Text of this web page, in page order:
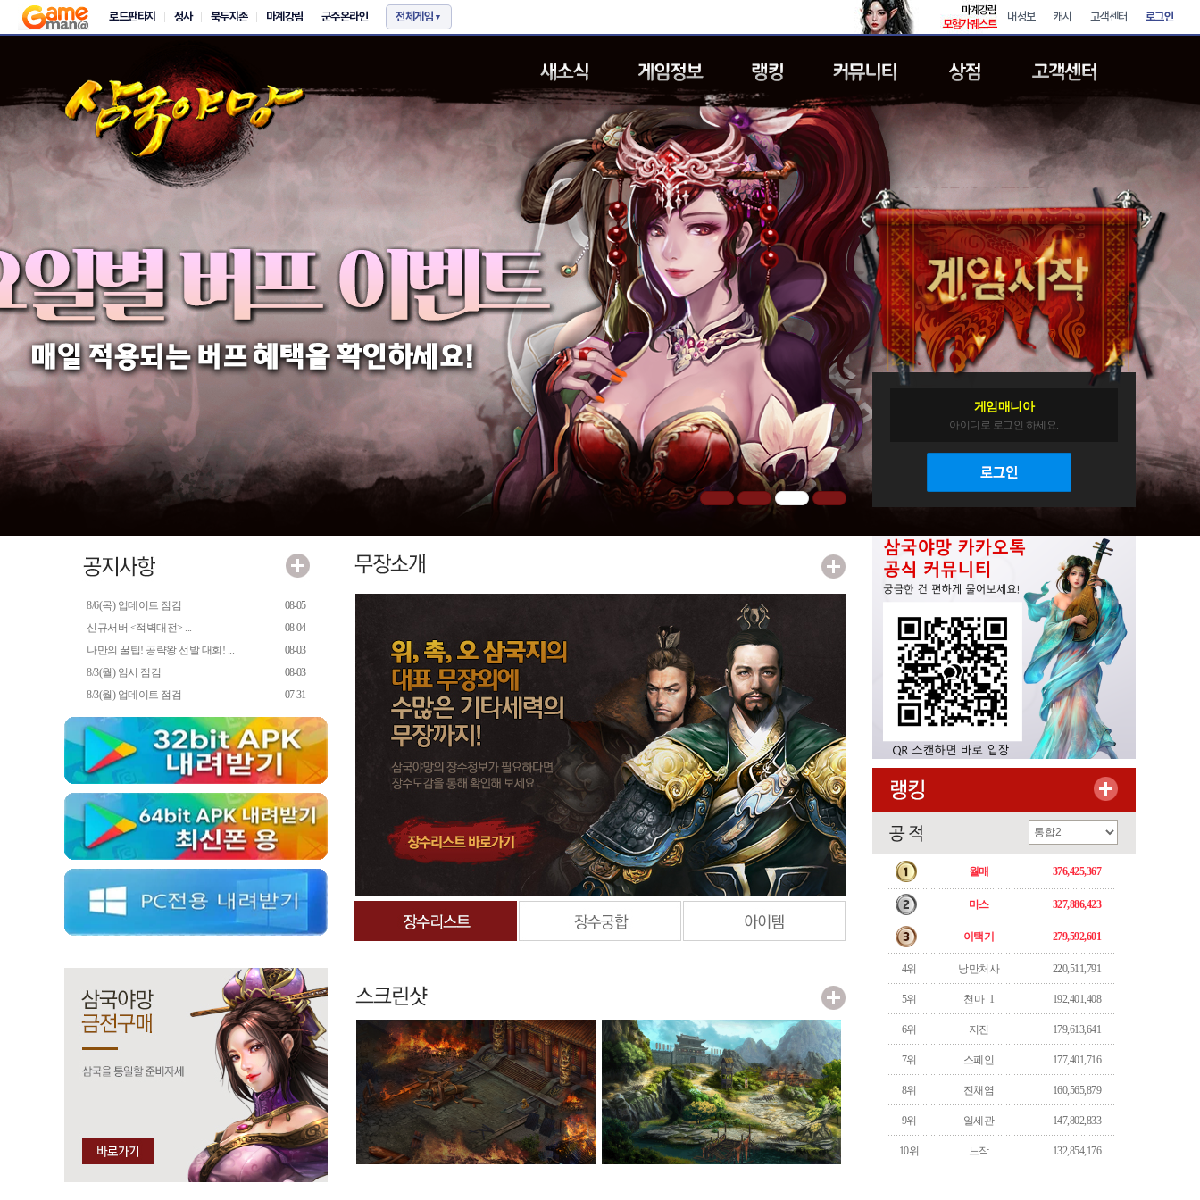
게임매니아
아이디로 로그인 하세요.
8/6(목) 업데이트 점검
08-05
신규서버 <적벽대전> ...
08-04
나만의 꿀팁! 공략왕 선발 대회! ...
08-03
8/3(월) 임시 점검
08-03
8/3(월) 업데이트 점검
07-31
월매 376,425,367
마스 327,886,423
이택기 279,592,601
4위 낭만처사 220,511,791
5위 천마_1 192,401,408
6위 지진 179,613,641
7위 스페인 177,401,716
8위 진채염 160,565,879
9위 일세관 147,802,833
10위 느작 132,854,176